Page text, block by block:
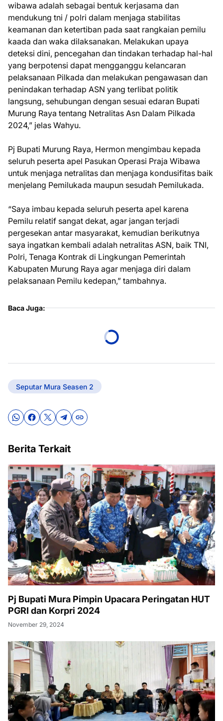
wibawa adalah sebagai bentuk kerjasama dan
mendukung tni / polri dalam menjaga stabilitas
keamanan dan ketertiban pada saat rangkaian pemilu
kaada dan waka dilaksanakan. Melakukan upaya
deteksi dini, pencegahan dan tindakan terhadap hal-hal
yang berpotensi dapat mengganggu kelancaran
pelaksanaan Pilkada dan melakukan pengawasan dan
penindakan terhadap ASN yang terlibat politik
langsung, sehubungan dengan sesuai edaran Bupati
Murung Raya tentang Netralitas Asn Dalam Pilkada
2024,” jelas Wahyu.
Pj Bupati Murung Raya, Hermon mengimbau kepada
seluruh peserta apel Pasukan Operasi Praja Wibawa
untuk menjaga netralitas dan menjaga kondusifitas baik
menjelang Pemilukada maupun sesudah Pemilukada.
“Saya imbau kepada seluruh peserta apel karena
Pemilu relatif sangat dekat, agar jangan terjadi
pergesekan antar masyarakat, kemudian berikutnya
saya ingatkan kembali adalah netralitas ASN, baik TNI,
Polri, Tenaga Kontrak di Lingkungan Pemerintah
Kabupaten Murung Raya agar menjaga diri dalam
pelaksanaan Pemilu kedepan,” tambahnya.
Baca Juga:
Seputar Mura Seasen 2
Berita Terkait
Pj Bupati Mura Pimpin Upacara Peringatan HUT
PGRI dan Korpri 2024
November 29, 2024